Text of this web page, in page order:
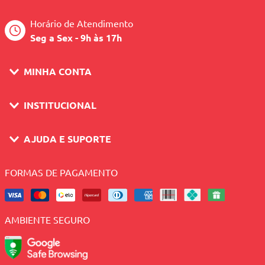
reparação integral do fio, com muita maciez,
brilho e hidratação profunda. Sua fórmula
com Flor de Geleiras e Glossfix recria o
fixando o brilho.
Horário de Atendimento
Seg a Sex - 9h às 17h
MINHA CONTA
INSTITUCIONAL
AJUDA E SUPORTE
FORMAS DE PAGAMENTO
AMBIENTE SEGURO